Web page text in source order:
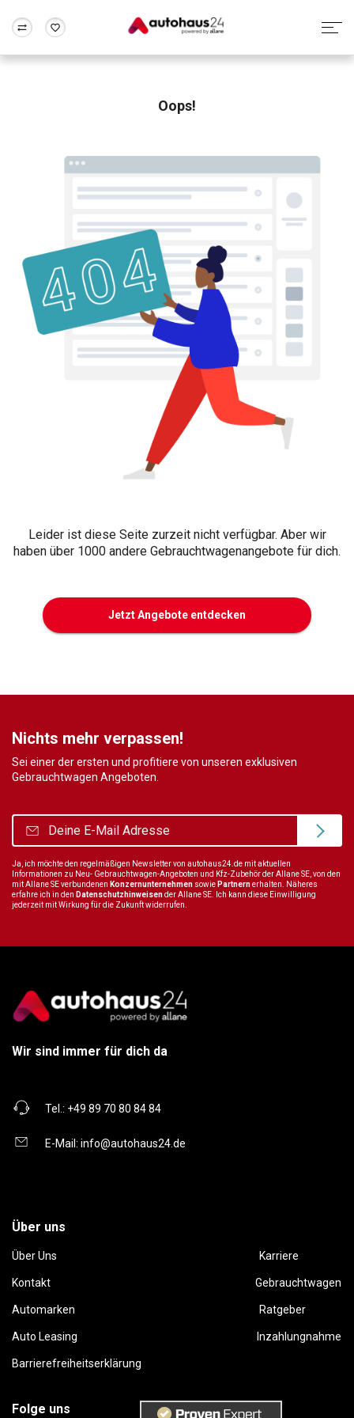
Rund um die Inzahlungnahme
Oops!
Leider ist diese Seite zurzeit nicht verfügbar. Aber wir
haben über 1000 andere Gebrauchtwagenangebote für dich.
Jetzt Angebote entdecken
Nichts mehr verpassen!
Sei einer der ersten und profitiere von unseren exklusiven
Gebrauchtwagen Angeboten.
Ja, ich möchte den regelmäßigen Newsletter von autohaus24.de mit aktuellen
Informationen zu Neu- Gebrauchtwagen-Angeboten und Kfz-Zubehör der Allane SE, von den
mit Allane SE verbundenen Konzernunternehmen sowie Partnernerhalten. Näheres
erfahre ich in den Datenschutzhinweisender Allane SE. Ich kann diese Einwilligung
jederzeit mit Wirkung für die Zukunft widerrufen.
Wir sind immer für dich da
Tel.: +49 89 70 80 84 84
E-Mail: info@autohaus24.de
Über uns
Über Uns Karriere
Kontakt Gebrauchtwagen
Automarken Ratgeber
Auto Leasing Inzahlungnahme
Barrierefreiheitserklärung
Folge uns